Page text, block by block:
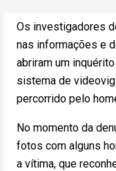
Os investigadores
nas informações e
abriram um
sistema de
percorrido pelo
No momento da
fotos com alguns
a vítima, que